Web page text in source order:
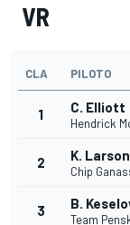
VR
CLA PILOTO
1 C. Elliott
Hendrick
2 K. Larson
Chip
3 B.
Team